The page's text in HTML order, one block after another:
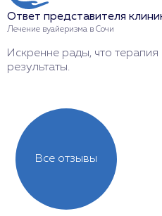
Ответ представителя
Лечение вуайеризма в Сочи
Искренне рады, что
результаты.
Все отзывы